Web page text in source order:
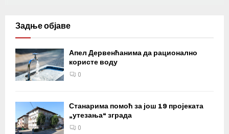
Задње објаве
Апел Дервенћанима да рационално
користе воду
0
Станарима помоћ за још 19 пројеката
„утезања“ зграда
0